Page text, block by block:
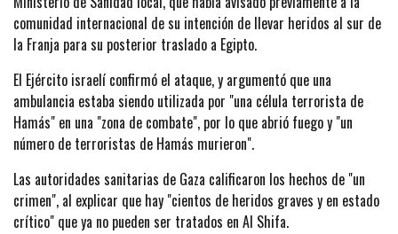
comunidad internacional de su intención de llevar heridos al sur de
la Franja para su posterior traslado a Egipto.
El Ejército israelí confirmó el ataque, y argumentó que una
ambulancia estaba siendo utilizada por "una célula terrorista de
Hamás" en una "zona de combate", por lo que abrió fuego y "un
número de terroristas de Hamás murieron".
Las autoridades sanitarias de Gaza calificaron los hechos de "un
crimen", al explicar que hay "cientos de heridos graves y en estado
crítico" que ya no pueden ser tratados en Al Shifa.